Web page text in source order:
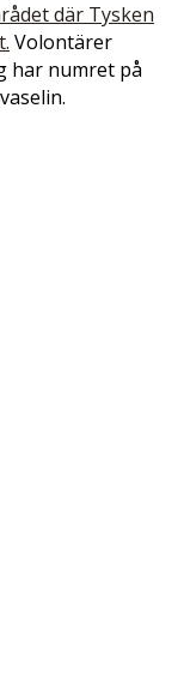
där Tysken
Volontärer
har numret på